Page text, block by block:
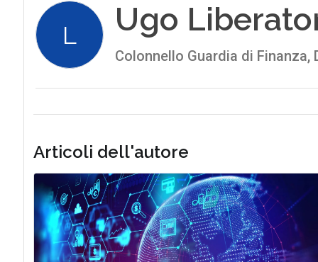
L Ugo
Colonnello Guardia di
Articoli dell'autore